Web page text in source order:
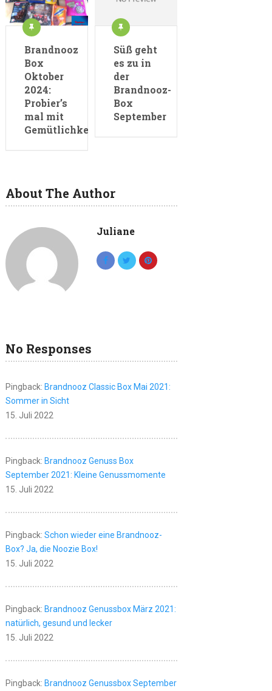
Brandnooz
Box
Oktober
2024:
Probier’s
mal mit
Gemütlichkeit
Süß geht
es zu in
der
Brandnooz-
Box
September
About The Author
Juliane
No Responses
Pingback: Brandnooz Classic Box Mai 2021:
Sommer in Sicht
15. Juli 2022
Pingback: Brandnooz Genuss Box
September 2021: Kleine Genussmomente
15. Juli 2022
Pingback: Schon wieder eine Brandnooz-
Box? Ja, die Noozie Box!
15. Juli 2022
Pingback: Brandnooz Genussbox März 2021:
natürlich, gesund und lecker
15. Juli 2022
Pingback: Brandnooz Genussbox September